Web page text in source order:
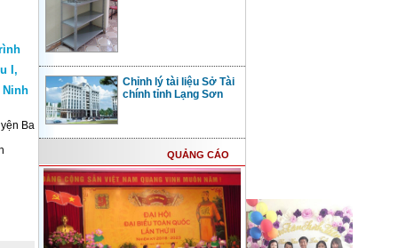
I,
Ninh
Ba
Chỉnh lý tài liệu Sở Tài
chính tỉnh Lạng Sơn
QUẢNG CÁO